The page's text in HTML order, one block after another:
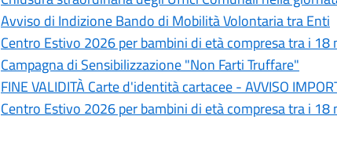
Avviso di Indizione Bando di Mobilità Volontaria tra Enti
Centro Estivo 2026 per bambini di età compresa tra i
Campagna di Sensibilizzazione "Non Farti Truffare"
FINE VALIDITÀ Carte d'identità cartacee - AVVISO
Centro Estivo 2026 per bambini di età compresa tra i 18